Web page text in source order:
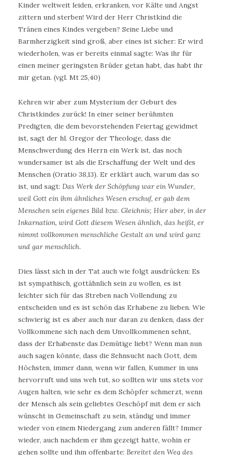
Kinder weltweit leiden, erkranken, vor Kälte und Angst
zittern und sterben! Wird der Herr Christkind die
Tränen eines Kindes vergeben? Seine Liebe und
Barmherzigkeit sind groß, aber eines ist sicher: Er wird
wiederholen, was er bereits einmal sagte: Was ihr für
einen meiner geringsten Brüder getan habt, das habt ihr
mir getan. (vgl. Mt 25,40)
Kehren wir aber zum Mysterium der Geburt des
Christkindes zurück! In einer seiner berühmten
Predigten, die dem bevorstehenden Feiertag gewidmet
ist, sagt der hl. Gregor der Theologe, dass die
Menschwerdung des Herrn ein Werk ist, das noch
wundersamer ist als die Erschaffung der Welt und des
Menschen (Oratio 38,13). Er erklärt auch, warum das so
ist, und sagt: Das Werk der Schöpfung war ein Wunder,
weil Gott ein ihm ähnliches Wesen erschuf, er gab dem
Menschen sein eigenes Bild bzw. Gleichnis; Hier aber, in der
Inkarnation, wird Gott diesem Wesen ähnlich, das heißt, er
nimmt vollkommen menschliche Gestalt an und wird ganz
und gar menschlich.
Dies lässt sich in der Tat auch wie folgt ausdrücken: Es
ist sympathisch, gottähnlich sein zu wollen, es ist
leichter sich für das Streben nach Vollendung zu
entscheiden und es ist schön das Erhabene zu lieben. Wie
schwierig ist es aber auch nur daran zu denken, dass der
Vollkommene sich nach dem Unvollkommenen sehnt,
dass der Erhabenste das Demütige liebt? Wenn man nun
auch sagen könnte, dass die Sehnsucht nach Gott, dem
Höchsten, immer dann, wenn wir fallen, Kummer in uns
hervorruft und uns weh tut, so sollten wir uns stets vor
Augen halten, wie sehr es dem Schöpfer schmerzt, wenn
der Mensch als sein geliebtes Geschöpf mit dem er sich
wünscht in Gemeinschaft zu sein, ständig und immer
wieder von einem Niedergang zum anderen fällt? Immer
wieder, auch nachdem er ihm gezeigt hatte, wohin er
gehen sollte und ihm offenbarte: Bereitet den Weg des